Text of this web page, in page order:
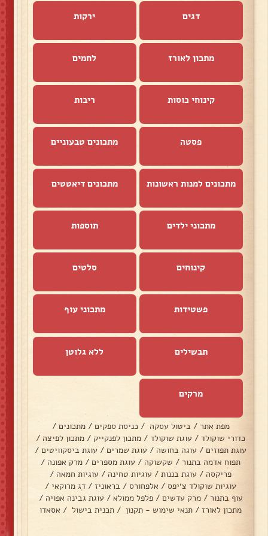
דגים ירקות
מתכון לאורז לחמים
קינוחי כוסות ריבות
פסטה מתכונים טבעוניים
מתכונים למנות ראשונות מתכונים דיאטטים
מתכוני ילדים תוספות
קינוחים סלטים
פשטידות מתכוני עוף
תבשילים ללא גלוטן
מרקים
מפת אתר / ביטול עסקה / כניסת ספקים / מתכונים /
כדורי שוקולד / עוגת שוקולד / מתכון לפנקייק / מתכון לפיצה /
עוגת תפוזים / עוגה בחושה / עוגת שמרים / עוגת ביסקוויטים /
תפוח אדמה בתנור / שקשוקה / עוגת מספרים / מרק אפונה /
פריקסה / עוגת בננות / עוגיות טחינה / עוגיות חמאה /
עוגיות שוקולד צ׳יפס / אלפחורס / בראוניז / דג מרוקאי /
עוף בתנור / מרק עדשים / פלפל ממולא / עוגת גבינה אפויה /
מתכון לאורז / תנאי שימוש - תקנון / תכנית בישול / אסאדו